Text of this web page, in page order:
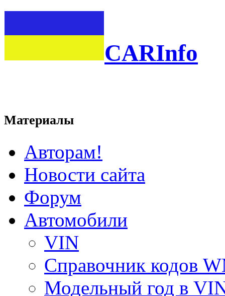
CARInfo
Материалы
Авторам!
Новости сайта
Форум
Автомобили
VIN
Справочник кодов
Модельный год в